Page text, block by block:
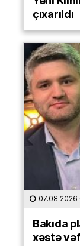
çıxarıldı
07.08.2026
Bakıda
xəstə